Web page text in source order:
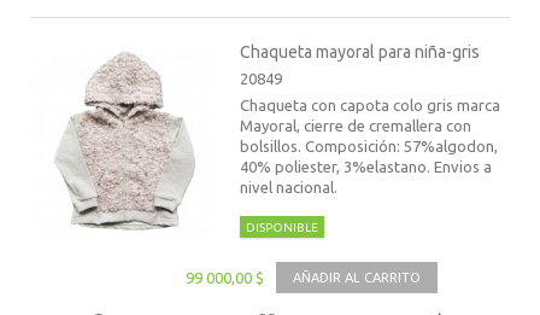
Chaqueta mayoral para niña-gris
20849
Chaqueta con capota colo gris marca
Mayoral, cierre de cremallera con
bolsillos. Composición: 57%algodon,
40% poliester, 3%elastano. Envios a
nivel nacional.
DISPONIBLE
99 000,00 $ AÑADIR AL CARRITO